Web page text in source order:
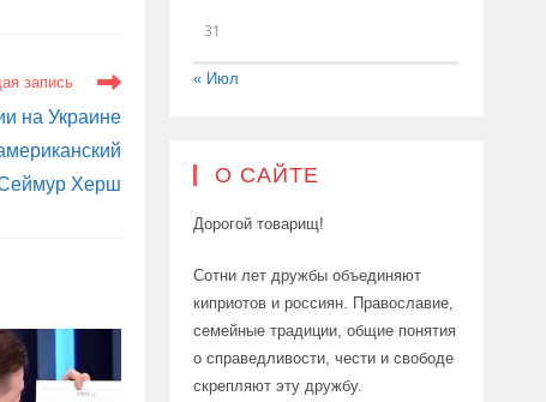
запись
на Украине
Херш
31
« Июл
О САЙТЕ
Дорогой товарищ!
Сотни лет дружбы объединяют
киприотов и россиян. Православие,
семейные традиции, общие понятия
о справедливости, чести и свободе
скрепляют эту дружбу.